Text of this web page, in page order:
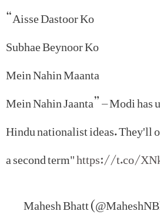
“Aisse Dastoor Ko
Subhae Beynoor Ko
Mein Nahin Maanta
Mein Nahin Jaanta” – Modi has
Hindu nationalist ideas. They'll
a second term"https://t.co/